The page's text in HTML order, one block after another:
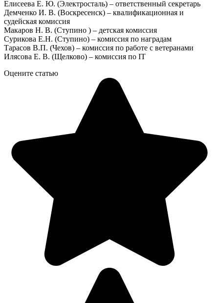
Елисеева Е. Ю. (Электросталь) – ответственный секретарь
Демченко И. В. (Воскресенск) – квалификационная и
судейская комиссия
Макаров Н. В. (Ступино ) – детская комиссия
Сурикова Е.Н. (Ступино) – комиссия по наградам
Тарасов В.П. (Чехов) – комиссия по работе с ветеранами
Илясова Е. В. (Щелково) – комиссия по IT
Оцените статью